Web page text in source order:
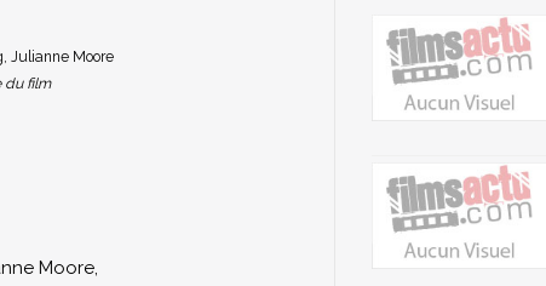
Julianne Moore
du film
Moore,